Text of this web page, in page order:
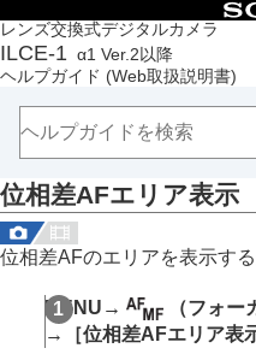
レンズ交換式デジタルカメラ
ILCE-1 α1 Ver.2以降
ヘルプガイド (Web取扱説明書)
目次
トップページ
ヘルプガイドの使いかた
本体と付属品を確認する
本機の基本操作
準備/基本的な撮影
MENU一覧から機能を探す
撮影機能を活用する
撮影モードを選ぶ
フォーカス（ピント）
位相差AFエリア表示
位相差AFのエリアを表示す
MENU → （フォー
→
［位相差AFエリア表